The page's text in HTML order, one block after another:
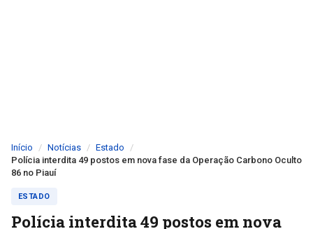
Início Notícias
Estado
Polícia interdita 49 postos em nova fase da Operação Carbono Oculto
86 no Piauí
ESTADO
Polícia interdita 49 postos em nova